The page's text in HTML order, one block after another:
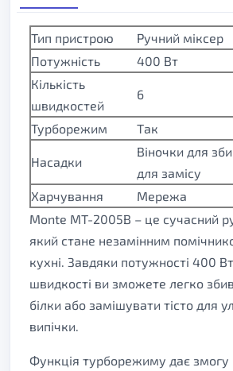
Тип пристрою
Ручний міксер
Потужність
400 Вт
Кількість
швидкостей
6
Турборежим Так
Насадки
Віночки для
для замісу
Харчування
Мережа
Monte MT-2005B – це сучасний
який стане незамінним
кухні. Завдяки потужності 400
швидкості ви зможете легко
білки або замішувати тісто для
випічки.
Функція турборежиму дає